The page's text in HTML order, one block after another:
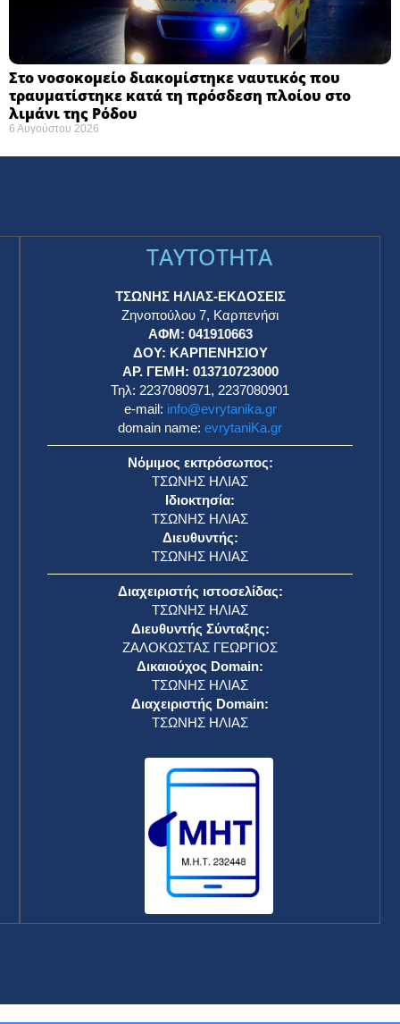
Στο νοσοκομείο διακομίστηκε ναυτικός που
τραυματίστηκε κατά τη πρόσδεση πλοίου στο
λιμάνι της Ρόδου
6 Αυγούστου 2026
TAYTOTHTA
ΤΣΩΝΗΣ ΗΛΙΑΣ-ΕΚΔΟΣΕΙΣ
Ζηνοπούλου 7, Καρπενήσι
ΑΦΜ: 041910663
ΔΟΥ: ΚΑΡΠΕΝΗΣΙΟΥ
ΑΡ. ΓΕΜΗ: 013710723000
Τηλ: 2237080971, 2237080901
e-mail: info@evrytanika.gr
domain name: evrytaniKa.gr
Νόμιμος εκπρόσωπος:
ΤΣΩΝΗΣ ΗΛΙΑΣ
Ιδιοκτησία:
ΤΣΩΝΗΣ ΗΛΙΑΣ
Διευθυντής:
ΤΣΩΝΗΣ ΗΛΙΑΣ
Διαχειριστής ιστοσελίδας:
ΤΣΩΝΗΣ ΗΛΙΑΣ
Διευθυντής Σύνταξης:
ΖΑΛΟΚΩΣΤΑΣ ΓΕΩΡΓΙΟΣ
Δικαιούχος Domain:
ΤΣΩΝΗΣ ΗΛΙΑΣ
Διαχειριστής Domain:
ΤΣΩΝΗΣ ΗΛΙΑΣ